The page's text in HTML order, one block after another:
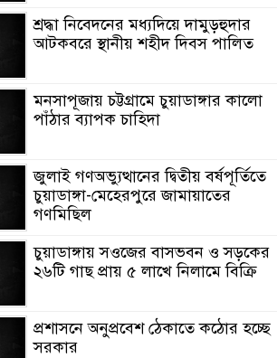
শ্রদ্ধা নিবেদনের মধ্যদিয়ে দামুড়হুদার
আটকবরে স্থানীয় শহীদ দিবস পালিত
মনসাপূজায় চট্টগ্রামে চুয়াডাঙ্গার কালো
পাঁঠার ব্যাপক চাহিদা
জুলাই গণঅভ্যুত্থানের দ্বিতীয় বর্ষপূর্তিতে
চুয়াডাঙ্গা-মেহেরপুরে জামায়াতের
গণমিছিল
চুয়াডাঙ্গায় সওজের বাসভবন ও সড়কের
২৬টি গাছ প্রায় ৫ লাখে নিলামে বিক্রি
প্রশাসনে অনুপ্রবেশ ঠেকাতে কঠোর হচ্ছে
সরকার